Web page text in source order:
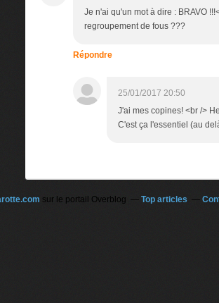
Je n'ai qu'un mot à dire : BRAVO
regroupement de fous ???
Répondre
25/01/2017 20:50
J'ai mes copines! <br />
C'est ça l'essentiel (au
sur le portail Overblog Top articles